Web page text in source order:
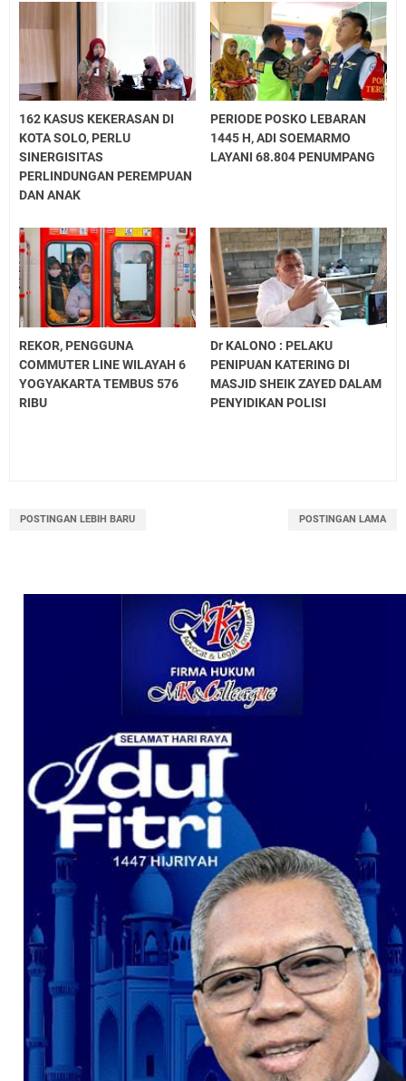
162 KASUS KEKERASAN DI
KOTA SOLO, PERLU
SINERGISITAS
PERLINDUNGAN PEREMPUAN
DAN ANAK
PERIODE POSKO LEBARAN
1445 H, ADI SOEMARMO
LAYANI 68.804 PENUMPANG
REKOR, PENGGUNA
COMMUTER LINE WILAYAH 6
YOGYAKARTA TEMBUS 576
RIBU
Dr KALONO : PELAKU
PENIPUAN KATERING DI
MASJID SHEIK ZAYED DALAM
PENYIDIKAN POLISI
POSTINGAN LEBIH BARU POSTINGAN LAMA